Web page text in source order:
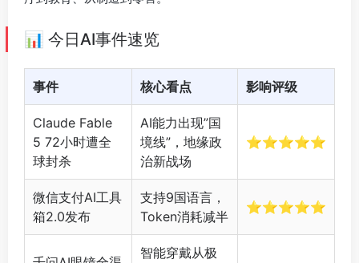
📊 今日AI事件速览
事件 核心看点 影响评级
Claude Fable
5 72小时遭全
球封杀
AI能力出现”国
境线”，地缘政
治新战场
⭐⭐⭐⭐⭐
微信支付AI工具
箱2.0发布
支持9国语言，
Token消耗减半
⭐⭐⭐⭐⭐
智能穿戴从极